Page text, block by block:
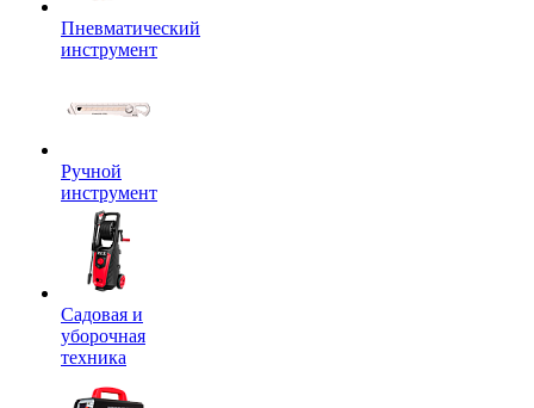
Пневматический
инструмент
Ручной
инструмент
Садовая и
уборочная
техника